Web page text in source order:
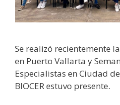
Se realizó recientemente
en Puerto Vallarta y
Especialistas en Ciudad
BIOCER estuvo presente.